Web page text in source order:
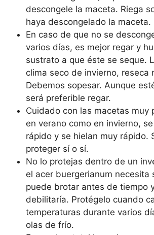
descongele la maceta. Riega
haya descongelado la maceta.
En caso de que no se
varios días, es mejor regar y
sustrato a que éste se seque.
clima seco de invierno, reseca
Debemos sopesar. Aunque
será preferible regar.
Cuidado con las macetas muy
en verano como en invierno,
rápido y se hielan muy rápido.
proteger sí o sí.
No lo protejas dentro de un
el acer buergerianum necesita
puede brotar antes de tiempo
debilitaría. Protégelo cuando
temperaturas durante varios
olas de frío.